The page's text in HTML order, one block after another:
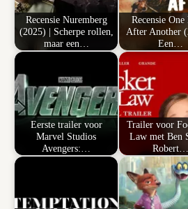
Recensie Nuremberg
(2025) | Scherpe rollen,
maar een…
Recensie One
After Another
Een…
Eerste trailer voor
Marvel Studios
Avengers:…
Trailer voor
Law met Ben
Robert…